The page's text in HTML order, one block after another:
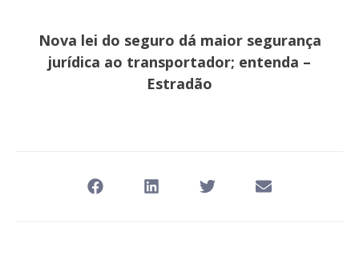
Nova lei do seguro dá maior segurança
jurídica ao transportador; entenda –
Estradão